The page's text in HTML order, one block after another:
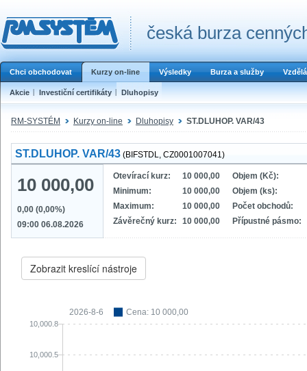
česká burza
Chci obchodovat Kurzy on-line Výsledky Burza a služby
Akcie Investiční certifikáty Dluhopisy
RM-SYSTÉM Kurzy on-line Dluhopisy ST.DLUHOP. VAR/43
ST.DLUHOP. VAR/43 (BIFSTDL, CZ0001007041)
10 000,00
0,00 (0,00%)
09:00 06.08.2026
Otevírací kurz: 10 000,00
Objem (Kč):
Minimum:
10 000,00
Objem (ks):
Maximum:
10 000,00
Počet obchodů:
Závěrečný kurz:
10 000,00 Přípustné pásmo: